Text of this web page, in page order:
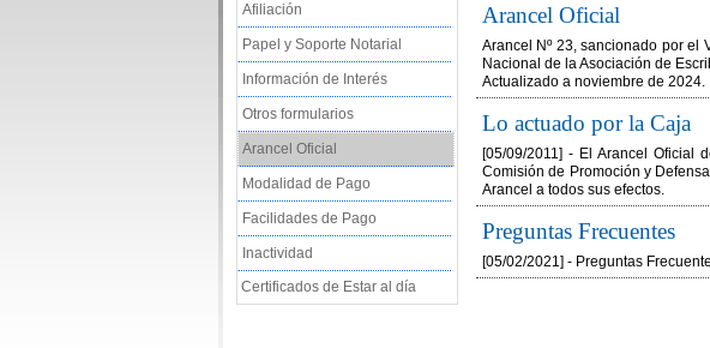
Afiliación
Papel y Soporte Notarial
Información de Interés
Otros formularios
Arancel Oficial
Modalidad de Pago
Facilidades de Pago
Inactividad
Certificados de Estar al día
Arancel Oficial
Arancel Nº 23, sancionado por el
Nacional de la Asociación de
Actualizado a noviembre de 2024.
Lo actuado por la Caja
[05/09/2011] - El Arancel Oficial
Comisión de Promoción y
Arancel a todos sus efectos.
Preguntas Frecuentes
[05/02/2021] - Preguntas